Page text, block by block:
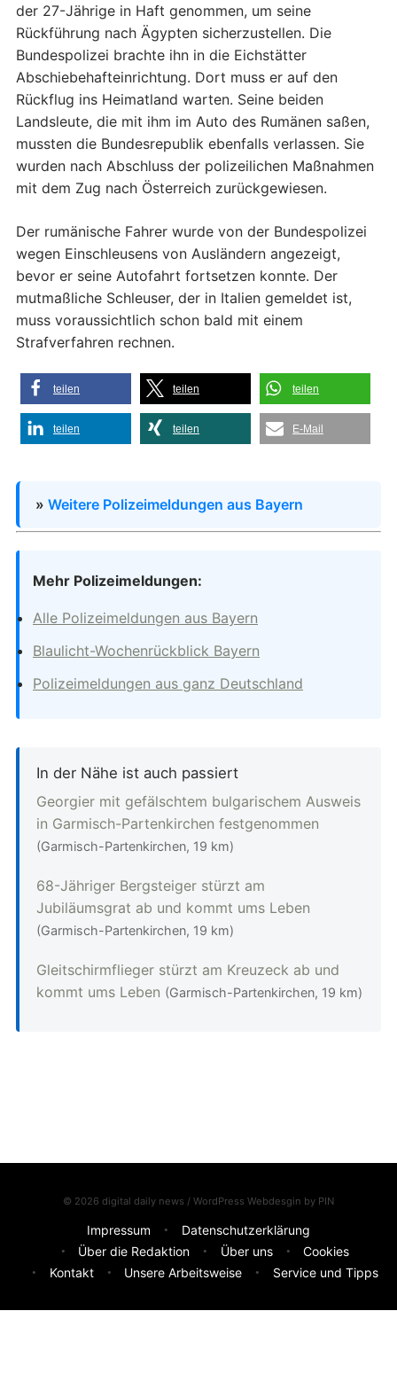
der 27-Jährige in Haft genommen, um seine
Rückführung nach Ägypten sicherzustellen. Die
Bundespolizei brachte ihn in die Eichstätter
Abschiebehafteinrichtung. Dort muss er auf den
Rückflug ins Heimatland warten. Seine beiden
Landsleute, die mit ihm im Auto des Rumänen saßen,
mussten die Bundesrepublik ebenfalls verlassen. Sie
wurden nach Abschluss der polizeilichen Maßnahmen
mit dem Zug nach Österreich zurückgewiesen.
Der rumänische Fahrer wurde von der Bundespolizei
wegen Einschleusens von Ausländern angezeigt,
bevor er seine Autofahrt fortsetzen konnte. Der
mutmaßliche Schleuser, der in Italien gemeldet ist,
muss voraussichtlich schon bald mit einem
Strafverfahren rechnen.
teilen teilen teilen
teilen teilen E-Mail
» Weitere Polizeimeldungen aus Bayern
Mehr Polizeimeldungen:
Alle Polizeimeldungen aus Bayern
Blaulicht-Wochenrückblick Bayern
Polizeimeldungen aus ganz Deutschland
In der Nähe ist auch passiert
Georgier mit gefälschtem bulgarischem Ausweis
in Garmisch-Partenkirchen festgenommen
(Garmisch-Partenkirchen, 19 km)
68-Jähriger Bergsteiger stürzt am
Jubiläumsgrat ab und kommt ums Leben
(Garmisch-Partenkirchen, 19 km)
Gleitschirmflieger stürzt am Kreuzeck ab und
kommt ums Leben (Garmisch-Partenkirchen, 19 km)
© 2026 digital daily news / WordPress Webdesgin by PIN
Impressum
Datenschutzerklärung
Über die Redaktion
Über uns
Cookies
Kontakt
Unsere Arbeitsweise Service und Tipps